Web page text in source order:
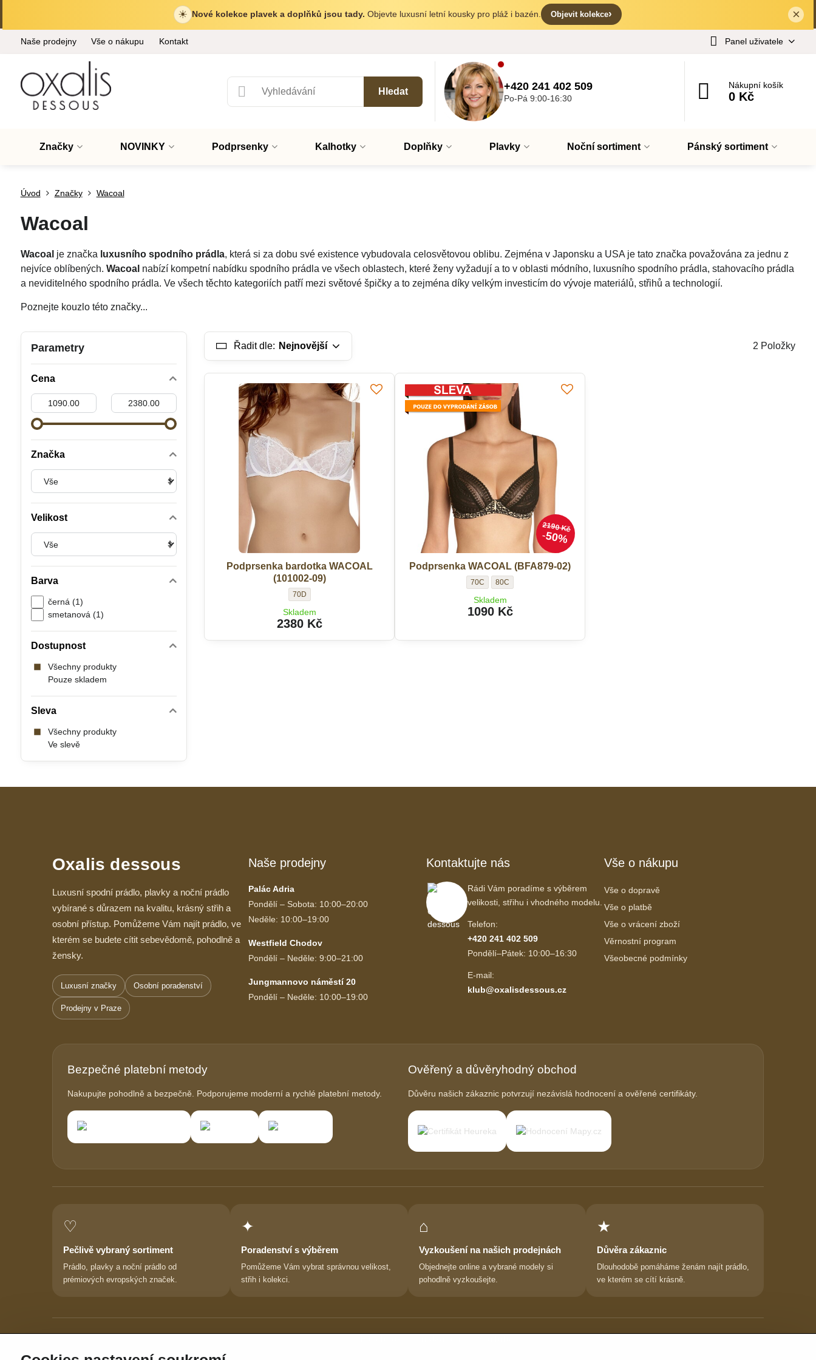
✕×
☀ Nové kolekce plavek a doplňků jsou tady. Objevte luxusní letní kousky pro pláž i bazén. Objevit kolekce›
Naše prodejny Vše o nákupu Kontakt Panel uživatele
Hledat +420 241 402 509
Po-Pá 9:00-16:30
Nákupní košík
0 Kč
Značky NOVINKY Podprsenky Kalhotky Doplňky Plavky Noční sortiment Pánský sortiment
Úvod Značky Wacoal
Wacoal
Wacoal je značka luxusního spodního prádla, která si za dobu své existence vybudovala celosvětovou oblibu. Zejména v Japonsku a USA je tato značka považována za jednu z
nejvíce oblíbených. Wacoal nabízí kompetní nabídku spodního prádla ve všech oblastech, které ženy vyžadují a to v oblasti módního, luxusního spodního prádla, stahovacího prádla
a neviditelného spodního prádla. Ve všech těchto kategoriích patří mezi světové špičky a to zejména díky velkým investicím do vývoje materiálů, střihů a technologií.
Poznejte kouzlo této značky...
Řadit dle: Nejnovější 2 Položky
Podprsenka bardotka WACOAL
(101002-09)
Podprsenka
WACOAL
(101002-
09)
70D
Skladem
2380 Kč
2190 Kč
50%
Podprsenka WACOAL (BFA879-02)
Podprsenka
(BFA879-
02)
Velikost:
70C
Podprsenka
(BFA879-
02)
Velikost:
80C
Skladem
1090 Kč
Parametry
Cena
Od: Do:
Značka
Velikost
Barva
černá (1)
smetanová (1)
Dostupnost
Všechny produkty
Pouze skladem
Sleva
Všechny produkty
Ve slevě
Oxalis dessous
Luxusní spodní prádlo, plavky a noční prádlo
vybírané s důrazem na kvalitu, krásný střih a
osobní přístup. Pomůžeme Vám najít prádlo, ve
kterém se budete cítit sebevědomě, pohodlně a
žensky.
Luxusní značky Osobní poradenství
Prodejny v Praze
Naše prodejny
Palác Adria
Pondělí – Sobota: 10:00–20:00
Neděle: 10:00–19:00
Westfield Chodov
Pondělí – Neděle: 9:00–21:00
Jungmannovo náměstí 20
Pondělí – Neděle: 10:00–19:00
Kontaktujte nás
Rádi Vám poradíme s výběrem
velikosti, střihu i vhodného modelu.
Telefon:
+420 241 402 509
Pondělí–Pátek: 10:00–16:30
E-mail:
klub@oxalisdessous.cz
Vše o nákupu
Vše o dopravě
Vše o platbě
Vše o vrácení zboží
Věrnostní program
Všeobecné podmínky
Bezpečné platební metody
Nakupujte pohodlně a bezpečně. Podporujeme moderní a rychlé platební metody.
Ověřený a důvěryhodný obchod
Důvěru našich zákaznic potvrzují nezávislá hodnocení a ověřené certifikáty.
♡
Pečlivě vybraný sortiment
Prádlo, plavky a noční prádlo od
prémiových evropských značek.
✦
Poradenství s výběrem
Pomůžeme Vám vybrat správnou velikost,
střih i kolekci.
⌂
Vyzkoušení na našich prodejnách
Objednejte online a vybrané modely si
pohodlně vyzkoušejte.
★
Důvěra zákaznic
Dlouhodobě pomáháme ženám najít prádlo,
ve kterém se cítí krásně.